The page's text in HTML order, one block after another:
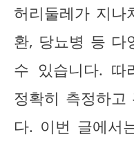
허리둘레가 지나
환, 당뇨병 등 다
수 있습니다. 따
정확히 측정하고
다. 이번 글에서